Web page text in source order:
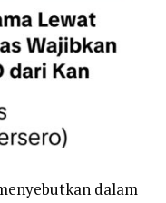
dalam